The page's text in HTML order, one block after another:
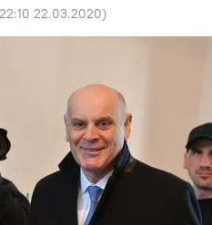
22:10 22.03.2020)